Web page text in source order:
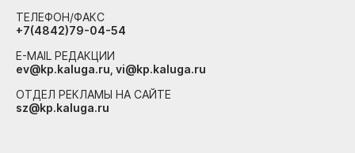
ТЕЛЕФОН/ФАКС
+7(4842)79-04-54
E-MAIL РЕДАКЦИИ
ev@kp.kaluga.ru, vi@kp.kaluga.ru
ОТДЕЛ РЕКЛАМЫ НА САЙТЕ
sz@kp.kaluga.ru